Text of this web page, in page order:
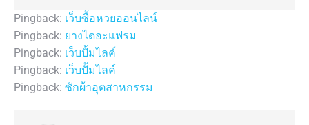
Pingback: เว็บซื้อหวยออนไลน์
Pingback: ยางไดอะแฟรม
Pingback: เว็บปั้มไลค์
Pingback: เว็บปั้มไลค์
Pingback: ซักผ้าอุตสาหกรรม